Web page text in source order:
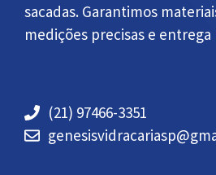
sacadas. Garantimos
medições precisas e entrega
(21) 97466-3351